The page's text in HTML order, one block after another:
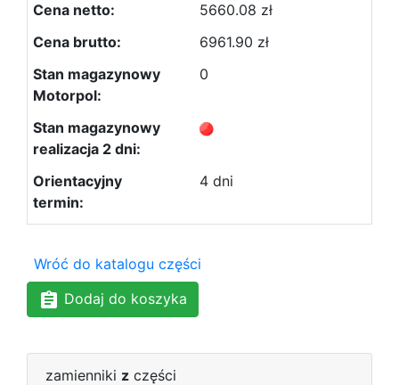
5660.08 zł
6961.90 zł
0
4 dni
Wróć do katalogu części
Dodaj do koszyka
zamienniki z części